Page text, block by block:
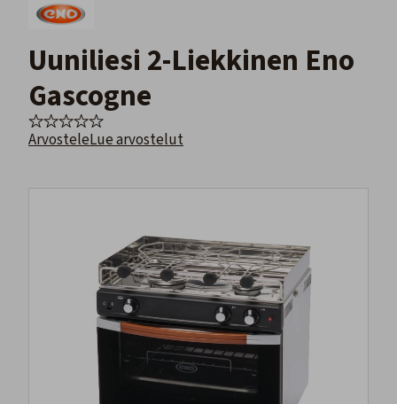
Uuniliesi 2-Liekkinen Eno
Gascogne
ArvosteleLue arvostelut